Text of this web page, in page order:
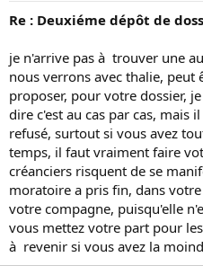
Re : Deuxiéme dépôt de
je n'arrive pas à trouver une
nous verrons avec thalie,
proposer, pour votre dossier,
dire c'est au cas par cas, mais
refusé, surtout si vous avez
temps, il faut vraiment faire
créanciers risquent de se
moratoire a pris fin, dans
votre compagne, puisqu'elle
vous mettez votre part pour
à revenir si vous avez la